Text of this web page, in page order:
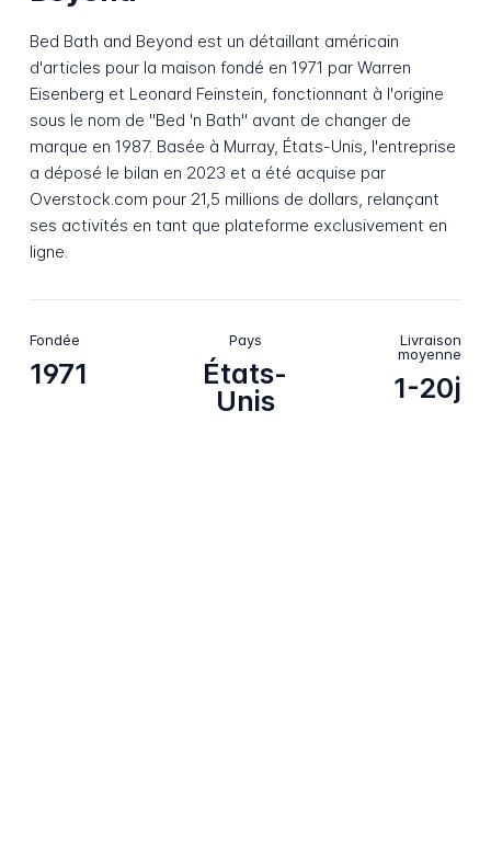
Bed Bath and Beyond est un détaillant américain
d'articles pour la maison fondé en 1971 par Warren
Eisenberg et Leonard Feinstein, fonctionnant à l'origine
sous le nom de "Bed 'n Bath" avant de changer de
marque en 1987. Basée à Murray, États-Unis, l'entreprise
a déposé le bilan en 2023 et a été acquise par
Overstock.com pour 21,5 millions de dollars, relançant
ses activités en tant que plateforme exclusivement en
ligne.
Fondée
1971
Pays
États-
Unis
Livraison
moyenne
1-20j